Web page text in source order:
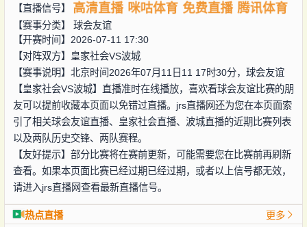
【直播信号】
高清直播 咪咕体育 免费直播 腾讯体育
【赛事分类】 球会友谊
【开赛时间】2026-07-11 17:30
【对阵双方】 皇家社会VS波城
【赛事说明】北京时间2026年07月11日11 17时30分，球会友谊
【皇家社会VS波城】直播准时在线播放，喜欢看球会友谊比赛的朋
友可以提前收藏本页面以免错过直播。jrs直播网还为您在本页面索
引了相关球会友谊直播、皇家社会直播、波城直播的近期比赛列表
以及两队历史交锋、两队赛程。
【友好提示】部分比赛将在赛前更新，可能需要您在比赛前再刷新
查看。如果本页面比赛已经过期已经过期，或者以上信号都无效，
请进入jrs直播网查看最新直播信号。
热点直播 更多